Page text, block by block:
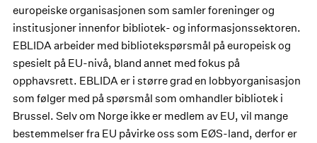
europeiske organisasjonen som samler foreninger og
institusjoner innenfor bibliotek- og informasjonssektoren.
EBLIDA arbeider med bibliotekspørsmål på europeisk og
spesielt på EU-nivå, bland annet med fokus på
opphavsrett. EBLIDA er i større grad en lobbyorganisasjon
som følger med på spørsmål som omhandler bibliotek i
Brussel. Selv om Norge ikke er medlem av EU, vil mange
bestemmelser fra EU påvirke oss som EØS-land, derfor er